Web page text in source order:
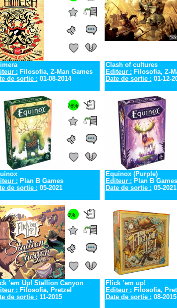
: Filosofia, Z-Man Games
de sortie : 01-08-2014
Clash of cultures
Editeur : Filosofia, Z-
Date de sortie : 01-12-
76%
: Plan B Games
de sortie : 05-2021
Equinox (Purple)
Editeur : Plan B Games
Date de sortie : 05-2021
0%
’em Up! Stallion Canyon
: Filosofia, Pretzel
de sortie : 11-2015
Flick ’em up!
Editeur : Filosofia,
Date de sortie : 08-2015